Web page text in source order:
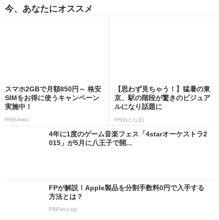
今、あなたにオススメ
スマホ2GBで月額850円～ 格安
SIMをお得に使うキャンペーン
実施中！
PR(IIJmio)
【思わず見ちゃう！】猛暑の東
京、駅の階段が驚きのビジュア
ルになり話題に
PR(ねとらぼ)
4年に1度のゲーム音楽フェス「4starオーケストラ2
015」が5月に八王子で開...
FPが解説！Apple製品を分割手数料0円で入手する
方法とは？
PR(Fav-Log)